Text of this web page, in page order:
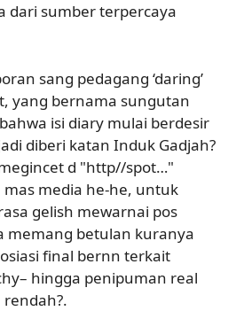
dari sumber terpercaya
sang pedagang ‘daring’
yang bernama sungutan
isi diary mulai berdesir
diberi katan Induk Gadjah?
d "http//spot…"
media he-he, untuk
gelish mewarnai pos
memang betulan kuranya
final bernn terkait
hingga penipuman real